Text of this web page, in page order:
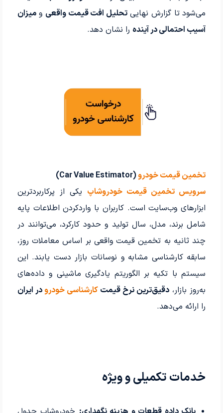
می‌شود تا گزارش نهاییتحلیل افت قیمت واقعی ومیزان
آسیب احتمالی در آینده را نشان دهد.
تخمین قیمت خودرو(Car Value Estimator)
سرویس تخمین قیمت خودروشاپ یکی از پرکاربردترین
ابزارهای وب‌سایت است. کاربران با واردکردن اطلاعات پایه
شامل برند، مدل، سال تولید و حدود کارکرد، می‌توانند در
چند ثانیه به تخمین قیمت واقعی بر اساس معاملات روز،
سابقه کارشناسی مشابه و نوسانات بازار دست یابند. این
سیستم با تکیه بر الگوریتم یادگیری ماشینی و داده‌های
به‌روز بازار، دقیق‌ترین نرخ قیمتکارشناسی خودرودر ایران
را ارائه می‌دهد.
خدمات تکمیلی و ویژه